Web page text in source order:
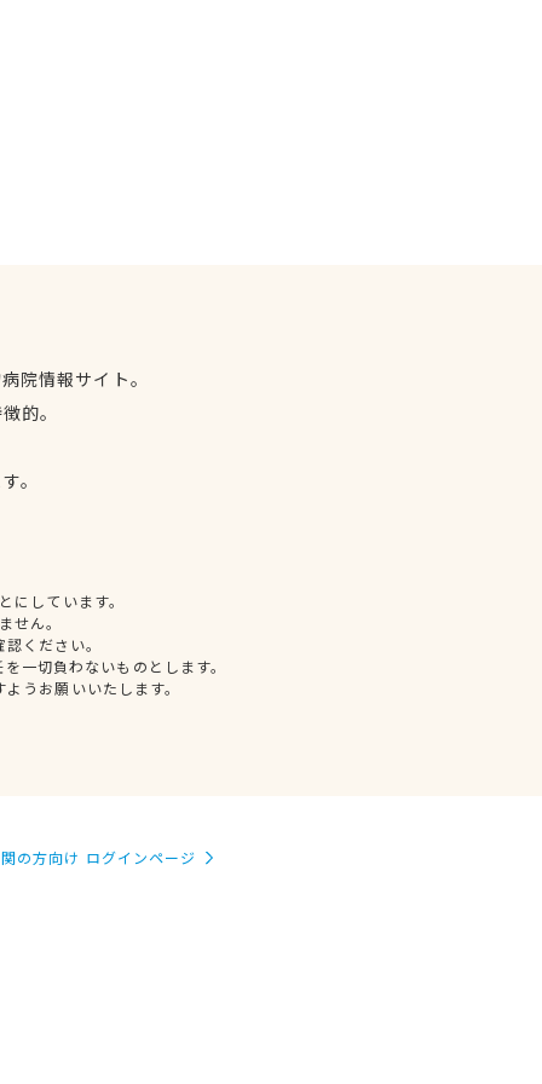
院情報サイト。
的。
。
しています。
せん。
ください。
一切負わないものとします。
うお願いいたします。
の方向け ログインページ